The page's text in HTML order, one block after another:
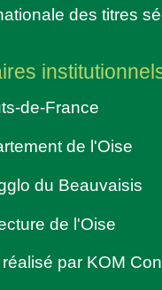
des titres
de-France
de l'Oise
du Beauvaisis
de l'Oise
par KOM